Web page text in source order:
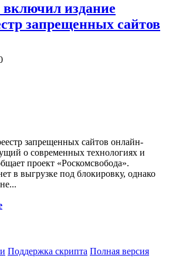
включил издание
запрещенных сайтов
запрещенных сайтов онлайн-
о современных технологиях и
проект «Роскомсвобода».
в выгрузке под блокировку, однако
Поддержка скрипта Полная версия